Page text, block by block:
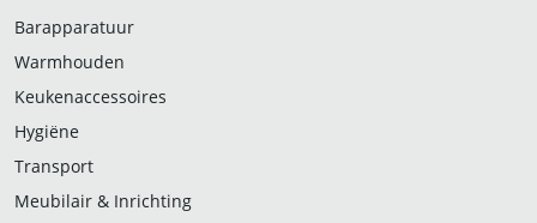
Barapparatuur
Warmhouden
Keukenaccessoires
Hygiëne
Transport
Meubilair & Inrichting